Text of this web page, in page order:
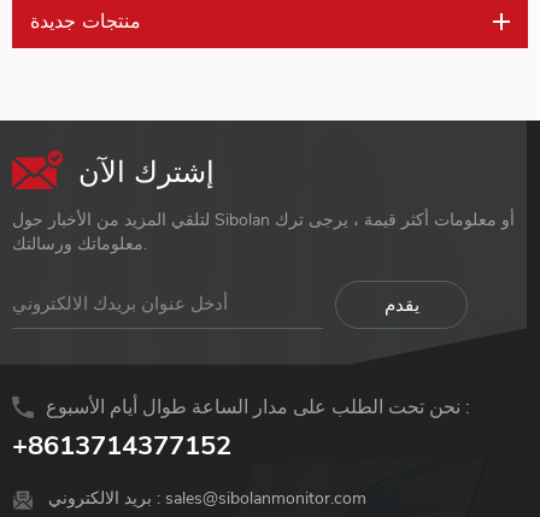
منتجات جديدة
إشترك الآن
لتلقي المزيد من الأخبار حول Sibolan أو معلومات أكثر قيمة ، يرجى ترك
معلوماتك ورسالتك.
نحن تحت الطلب على مدار الساعة طوال أيام الأسبوع :
+8613714377152
بريد الالكتروني : sales@sibolanmonitor.com